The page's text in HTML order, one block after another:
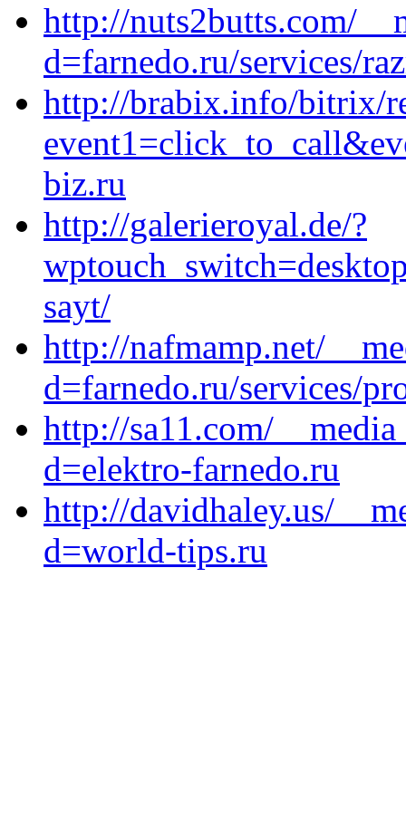
http://nuts2butts.com/
d=farnedo.ru/services/
http://brabix.info/bitrix/
biz.ru
http://galerieroyal.de/?
sayt/
http://nafmamp.net/
d=farnedo.ru/services/
http://sa11.com/
d=elektro-farnedo.ru
http://davidhaley.us/
d=world-tips.ru